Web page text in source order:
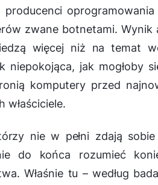
zwane botnetami.
więcej niż na temat
jak mogłoby
komputery przed
właściciele.
nie w pełni zdają
do końca rozumieć
Właśnie tu – według